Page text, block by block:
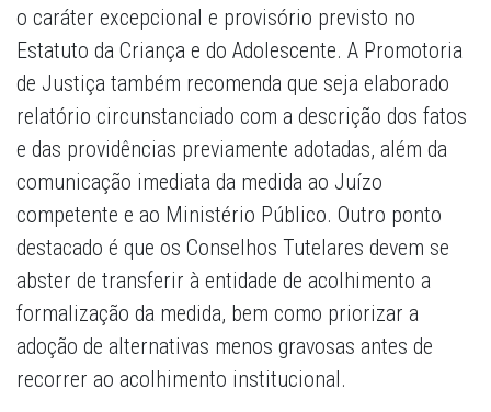
o caráter excepcional e provisório previsto no
Estatuto da Criança e do Adolescente. A Promotoria
de Justiça também recomenda que seja elaborado
relatório circunstanciado com a descrição dos fatos
e das providências previamente adotadas, além da
comunicação imediata da medida ao Juízo
competente e ao Ministério Público. Outro ponto
destacado é que os Conselhos Tutelares devem se
abster de transferir à entidade de acolhimento a
formalização da medida, bem como priorizar a
adoção de alternativas menos gravosas antes de
recorrer ao acolhimento institucional.